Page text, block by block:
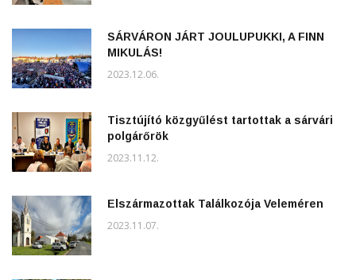
SÁRVÁRON JÁRT JOULUPUKKI, A FINN
MIKULÁS!
2023.12.06.
Tisztújító közgyűlést tartottak a sárvári
polgárőrök
2023.11.12.
Elszármazottak Találkozója Veleméren
2023.11.07.